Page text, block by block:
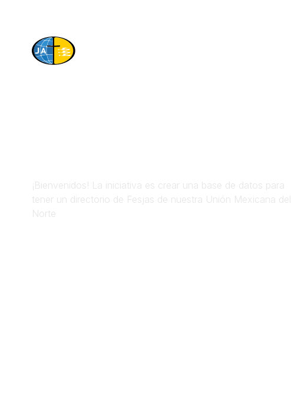
¡Bienvenidos! La iniciativa es crear una base de datos para
tener un directorio de Fesjas de nuestra Unión Mexicana del
Norte